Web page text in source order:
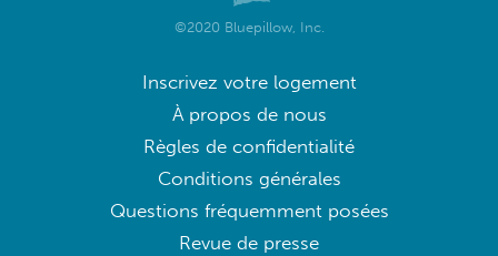
©2020 Bluepillow, Inc.
Inscrivez votre logement
À propos de nous
Règles de confidentialité
Conditions générales
Questions fréquemment posées
Revue de presse